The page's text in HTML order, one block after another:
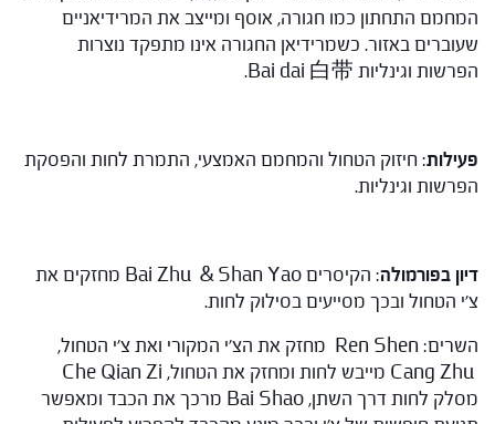
המחמם התחתון כמו חגורה, אוסף ומייצב את המרידיאניים
שעוברים באזור. כשמרידיאן החגורה אינו מתפקד נוצרות
הפרשות וגינליות Bai dai 白带.
פעילות: חיזוק הטחול והמחמם האמצעי, התמרת לחות והפסקת
הפרשות וגינליות.
דיון בפורמולה
: הקיסרים Bai Zhu & Shan Yao מחזקים את
צ'י הטחול ובכך מסייעים בסילוק לחות.
השרים: Ren Shen מחזק את הצ'י המקורי ואת צ'י הטחול,
Cang Zhu מייבש לחות ומחזק את הטחול, Che Qian Zi
מסלק לחות דרך השתן, Bai Shao מרכך את הכבד ומאפשר